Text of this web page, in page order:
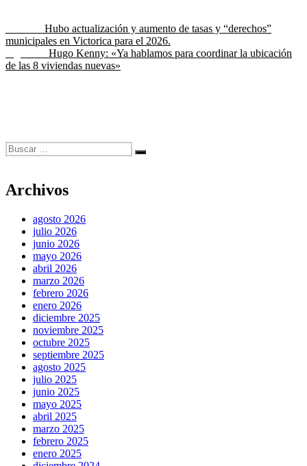
Navegación
de
entradas
Entrada
anterior:
Hubo actualización y aumento de tasas y “derechos”
municipales en Victorica para el 2026.
Entrada
siguiente:
Hugo Kenny: «Ya hablamos para coordinar la ubicación
de las 8 viviendas nuevas»
Buscar
por:
Buscar
Archivos
agosto 2026
julio 2026
junio 2026
mayo 2026
abril 2026
marzo 2026
febrero 2026
enero 2026
diciembre 2025
noviembre 2025
octubre 2025
septiembre 2025
agosto 2025
julio 2025
junio 2025
mayo 2025
abril 2025
marzo 2025
febrero 2025
enero 2025